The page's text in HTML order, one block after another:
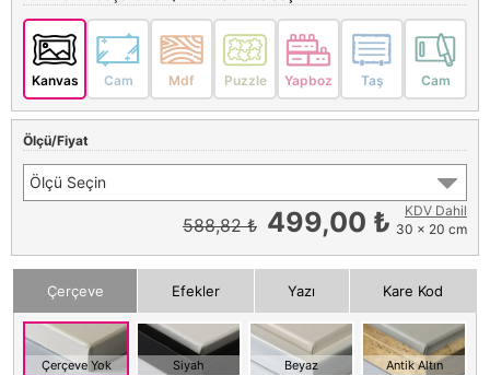
Kanvas Cam Mdf Puzzle Yapboz Taş Cam
Ölçü/Fiyat
Ölçü Seçin
588,82 ₺ 499,00 ₺
KDV Dahil
30 x 20 cm
Çerçeve Efekler Yazı Kare Kod
Çerçeve Yok Siyah Beyaz Antik Altın